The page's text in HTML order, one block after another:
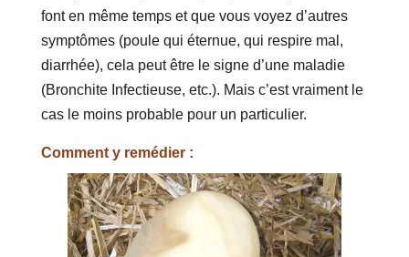
font en même temps et que vous voyez d’autres
symptômes (poule qui éternue, qui respire mal,
diarrhée), cela peut être le signe d’une maladie
(Bronchite Infectieuse, etc.). Mais c’est vraiment le
cas le moins probable pour un particulier.
Comment y remédier :